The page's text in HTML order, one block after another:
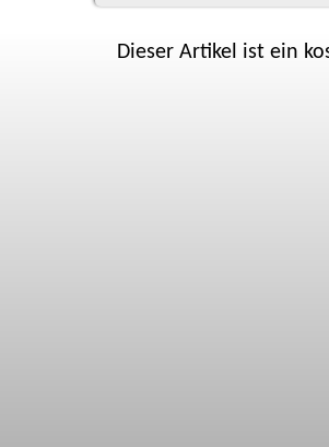
Dieser Artikel ist ein